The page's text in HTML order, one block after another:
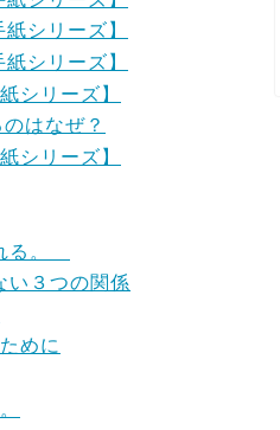
シリーズ】
シリーズ】
シリーズ】
はなぜ？
シリーズ】
る。
い３つの関係
めに